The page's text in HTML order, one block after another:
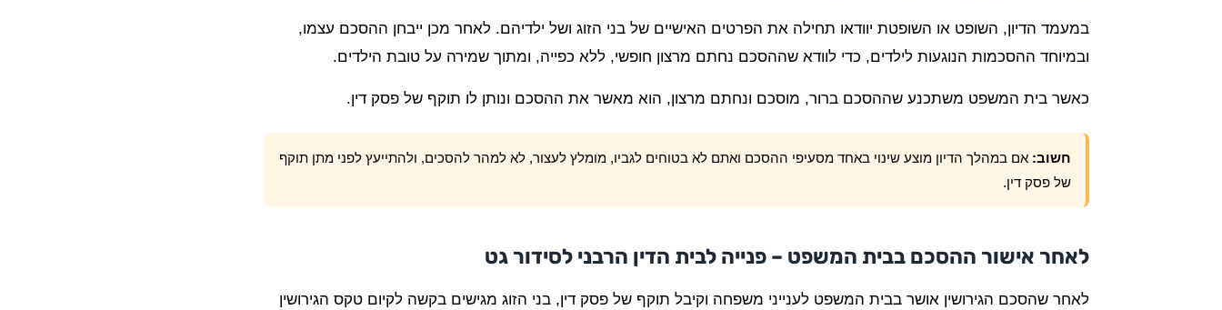
במעמד הדיון, השופט או השופטת יוודאו תחילה את הפרטים האישיים של בני הזוג ושל ילדיהם. לאחר מכן ייבחן ההסכם עצמו,
ובמיוחד ההסכמות הנוגעות לילדים, כדי לוודא שההסכם נחתם מרצון חופשי, ללא כפייה, ומתוך שמירה על טובת הילדים.
כאשר בית המשפט משתכנע שההסכם ברור, מוסכם ונחתם מרצון, הוא מאשר את ההסכם ונותן לו תוקף של פסק דין.
חשוב: אם במהלך הדיון מוצע שינוי באחד מסעיפי ההסכם ואתם לא בטוחים לגביו, מומלץ לעצור, לא למהר להסכים, ולהתייעץ לפני מתן תוקף
של פסק דין.
לאחר אישור ההסכם בבית המשפט – פנייה לבית הדין הרבני לסידור גט
לאחר שהסכם הגירושין אושר בבית המשפט לענייני משפחה וקיבל תוקף של פסק דין, בני הזוג מגישים בקשה לקיום טקס הגירושין